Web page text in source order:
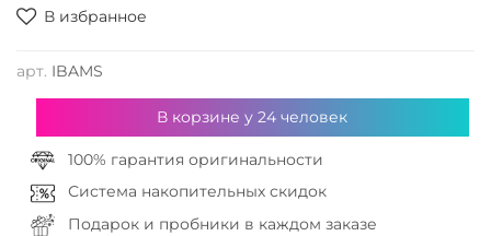
В избранное
арт. IBAMS
В корзине у24 человек
100% гарантия оригинальности
Система накопительных скидок
Подарок и пробники в каждом заказе